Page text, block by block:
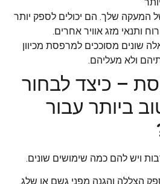
שלך. הם יכולים לספק יותר
ותנאי מזג אוויר אחרים.
שונים מסוככים למרפסת מכיוון
ולא מעליהם.
– כיצד לבחור
ביותר עבור
ויש להם כמה שימושים שונים.
הצללה והגנה מפני גשם או שלג.